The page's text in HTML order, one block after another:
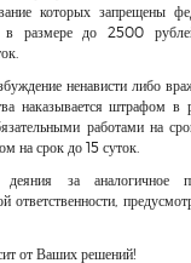
которых запрещены
в размере до 2500
ненависти либо
наказывается штрафом
работами на
на срок до 15 суток.
за аналогичное
ответственности,
от Ваших решений!